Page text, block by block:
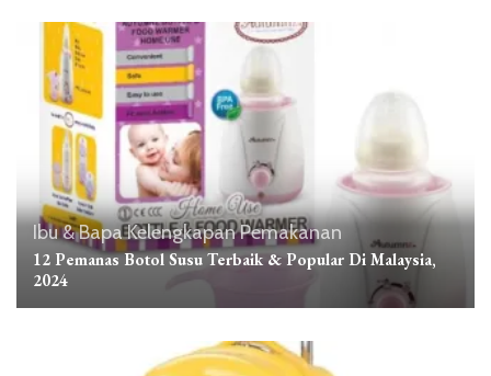
Ibu & BapaKelengkapanPemakanan
12 Pemanas Botol Susu Terbaik & Popular Di Malaysia,
2024